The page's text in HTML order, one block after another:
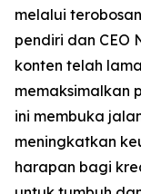
melalui
pendiri dan CEO
konten telah
memaksimalkan
ini membuka
meningkatkan
harapan bagi